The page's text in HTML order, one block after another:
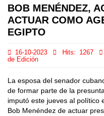
BOB MENÉNDEZ,
ACTUAR COMO
EGIPTO
16-10-2023 Hits: 1267
de Edición
La esposa del senador
de formar parte de la
imputó este jueves al político
Bob Menéndez de actuar